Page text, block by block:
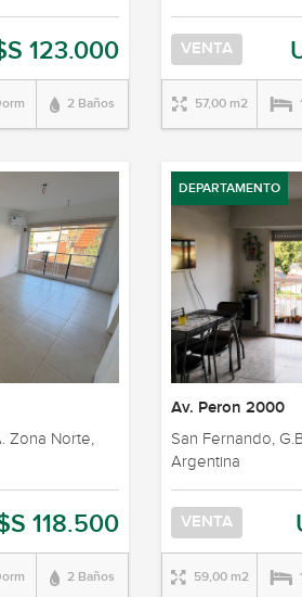
123.000
2 Baños
VENTA
57,00 m2
Zona Norte,
118.500
2 Baños
DEPARTAMENTO
Av. Peron 2000
San Fernando,
Argentina
VENTA
59,00 m2